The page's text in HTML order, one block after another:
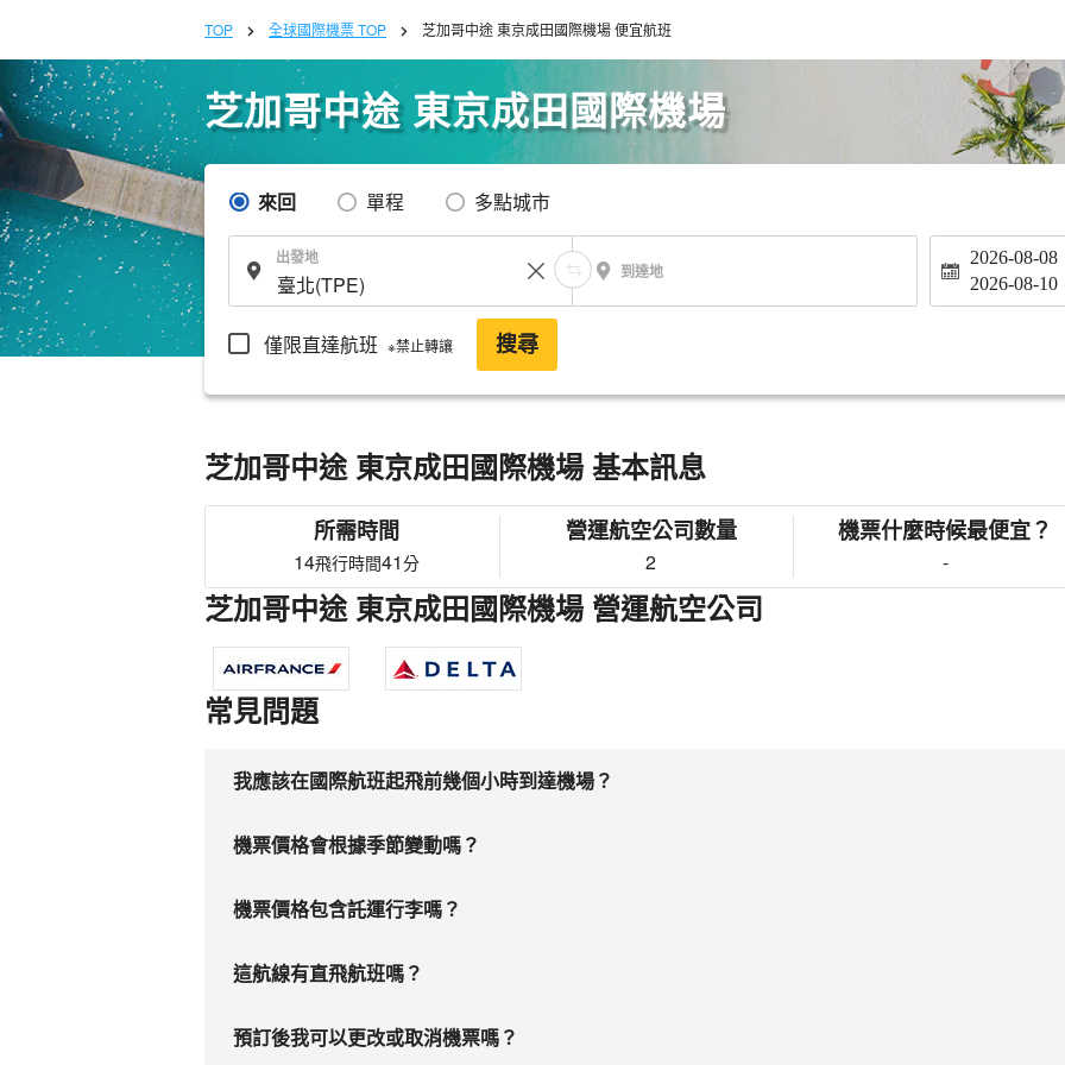
TOP 全球國際機票 TOP 芝加哥中途 東京成田國際機場 便宜航班
芝加哥中途 東京成田國際機場
來回 單程 多點城市
出發地
到達地
2026-08-08
2026-08-10
僅限直達航班 ※禁止轉讓 搜尋
芝加哥中途 東京成田國際機場 基本訊息
所需時間
14飛行時間41分
營運航空公司數量
2
機票什麼時候最便宜？
-
芝加哥中途 東京成田國際機場 營運航空公司
常見問題
我應該在國際航班起飛前幾個小時到達機場？
機票價格會根據季節變動嗎？
機票價格包含託運行李嗎？
這航線有直飛航班嗎？
預訂後我可以更改或取消機票嗎？